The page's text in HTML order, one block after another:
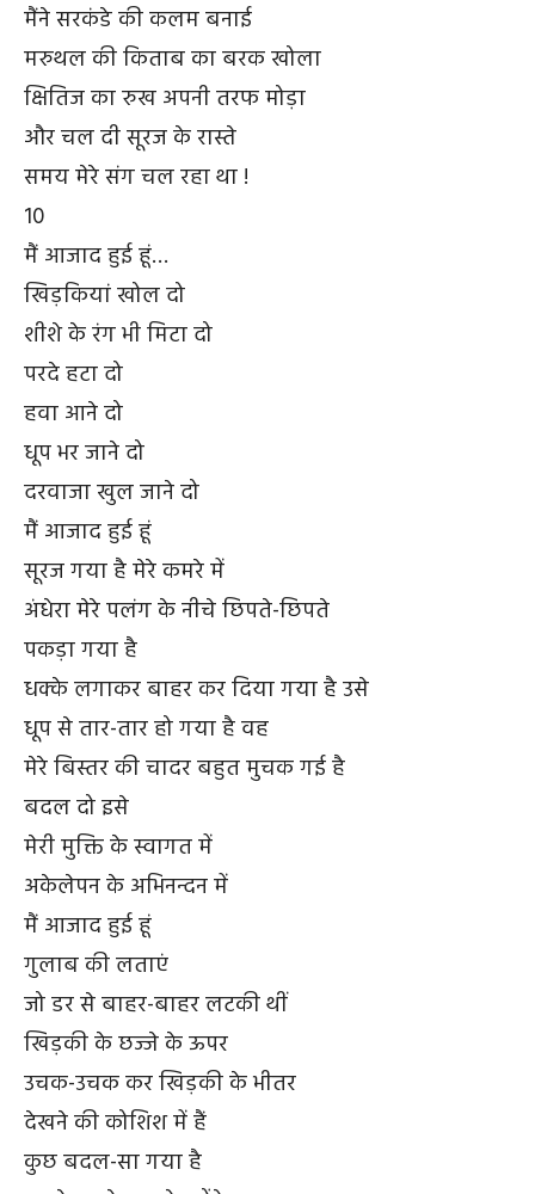
मैंने सरकंडे की कलम बनाई
मरुथल की किताब का बरक खोला
क्षितिज का रुख अपनी तरफ मोड़ा
और चल दी सूरज के रास्ते
समय मेरे संग चल रहा था !
10
मैं आजाद हुई हूं…
खिड़कियां खोल दो
शीशे के रंग भी मिटा दो
परदे हटा दो
हवा आने दो
धूप भर जाने दो
दरवाजा खुल जाने दो
मैं आजाद हुई हूं
सूरज गया है मेरे कमरे में
अंधेरा मेरे पलंग के नीचे छिपते-छिपते
पकड़ा गया है
धक्के लगाकर बाहर कर दिया गया है उसे
धूप से तार-तार हो गया है वह
मेरे बिस्तर की चादर बहुत मुचक गई है
बदल दो इसे
मेरी मुक्ति के स्वागत में
अकेलेपन के अभिनन्दन में
मैं आजाद हुई हूं
गुलाब की लताएं
जो डर से बाहर-बाहर लटकी थीं
खिड़की के छज्जे के ऊपर
उचक-उचक कर खिड़की के भीतर
देखने की कोशिश में हैं
कुछ बदल-सा गया है